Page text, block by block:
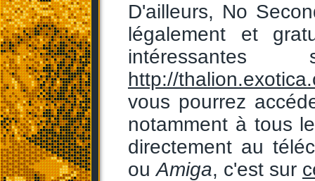
D'ailleurs, No
légalement et
http://
vous pourrez
notamment à tous
directement au
ouAmiga, c'est sur